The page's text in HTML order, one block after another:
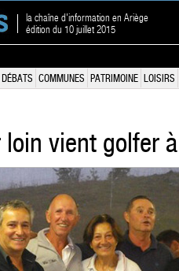
la chaîne d'information en Ariège
édition du 10 juillet 2015
DÉBATS COMMUNES PATRIMOINE LOISIRS
vient golfer